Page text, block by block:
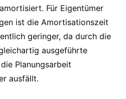
Für Eigentümer
ist die Amortisationszeit
geringer, da durch die
ausgeführte
Planungsarbeit
ausfällt.